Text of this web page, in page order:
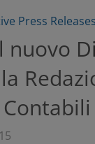
Press